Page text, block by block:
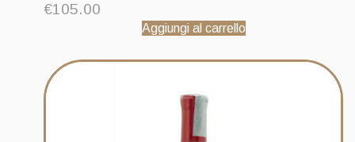
€105.00
Aggiungi al carrello